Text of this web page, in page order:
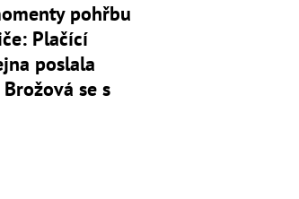
pohřbu
Plačící
poslala
se s